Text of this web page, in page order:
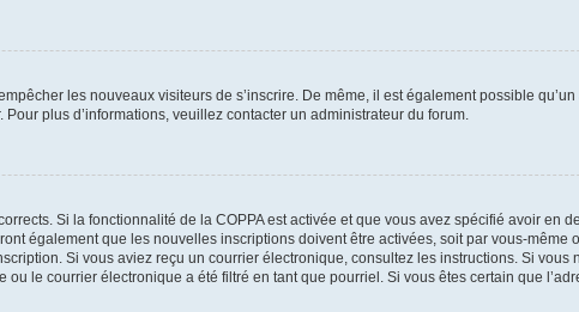
les nouveaux visiteurs de s’inscrire. De même, il est également possible
plus d’informations, veuillez contacter un administrateur du forum.
Si la fonctionnalité de la COPPA est activée et que vous avez spécifié avoir en
également que les nouvelles inscriptions doivent être activées, soit par vous-même
Si vous aviez reçu un courrier électronique, consultez les instructions. Si vous
le courrier électronique a été filtré en tant que pourriel. Si vous êtes certain que